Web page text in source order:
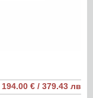
194.00 € / 379.43 лв